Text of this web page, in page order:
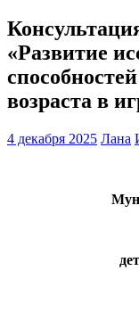
«Развитие
возраста в
4 декабря 2025 Лана
детский